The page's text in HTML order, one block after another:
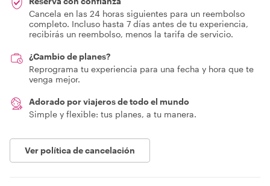
Cancela en las 24 horas siguientes para un reembolso
completo. Incluso hasta 7 días antes de tu experiencia,
recibirás un reembolso, menos la tarifa de servicio.
¿Cambio de planes?
Reprograma tu experiencia para una fecha y hora que te
venga mejor.
Adorado por viajeros de todo el mundo
Simple y flexible: tus planes, a tu manera.
Ver política de cancelación